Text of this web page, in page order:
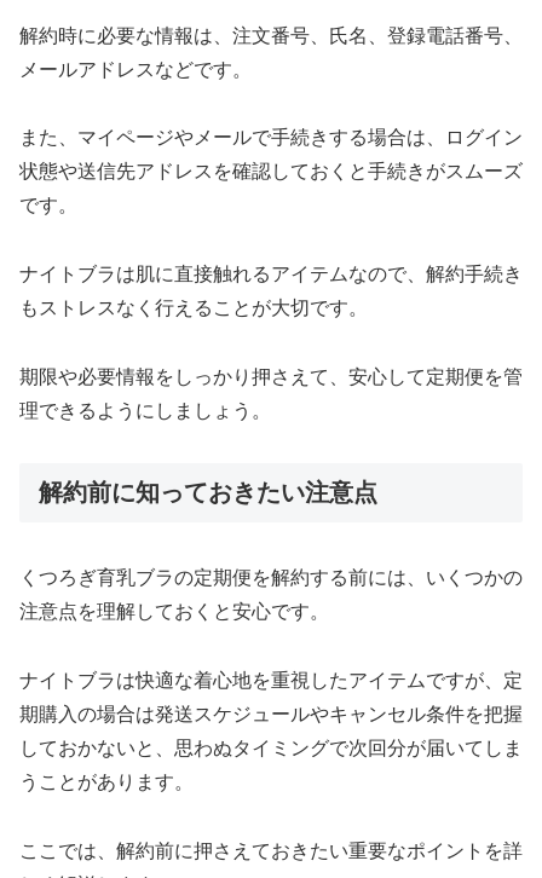
解約時に必要な情報は、注文番号、氏名、登録電話番号、
メールアドレスなどです。
また、マイページやメールで手続きする場合は、ログイン
状態や送信先アドレスを確認しておくと手続きがスムーズ
です。
ナイトブラは肌に直接触れるアイテムなので、解約手続き
もストレスなく行えることが大切です。
期限や必要情報をしっかり押さえて、安心して定期便を管
理できるようにしましょう。
解約前に知っておきたい注意点
くつろぎ育乳ブラの定期便を解約する前には、いくつかの
注意点を理解しておくと安心です。
ナイトブラは快適な着心地を重視したアイテムですが、定
期購入の場合は発送スケジュールやキャンセル条件を把握
しておかないと、思わぬタイミングで次回分が届いてしま
うことがあります。
ここでは、解約前に押さえておきたい重要なポイントを詳